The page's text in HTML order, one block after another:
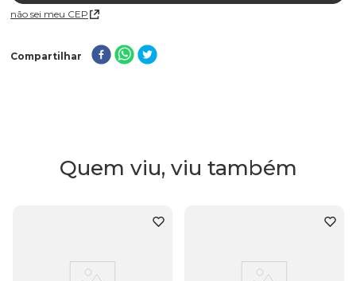
Não sei meu CEP
Compartilhar
Quem viu, viu também